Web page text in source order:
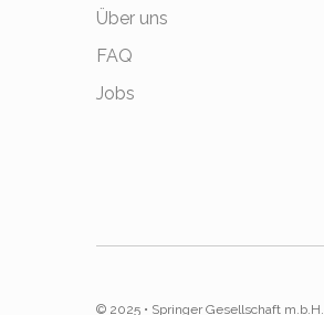
Über uns
FAQ
Jobs
© 2025 • Springer Gesellschaft m.b.H.